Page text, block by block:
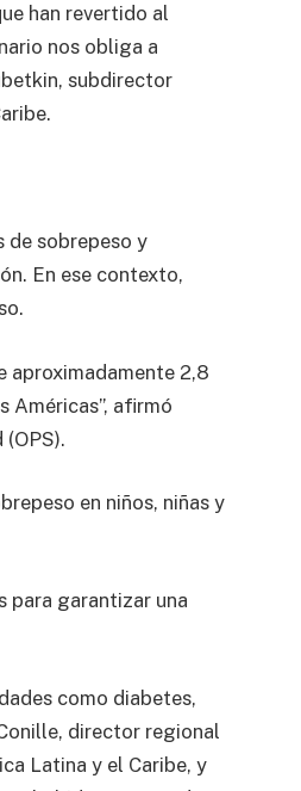
han revertido al
nos obliga a
subdirector
de sobrepeso y
En ese contexto,
aproximadamente 2,8
Américas”, afirmó
en niños, niñas y
para garantizar una
como diabetes,
director regional
Latina y el Caribe, y